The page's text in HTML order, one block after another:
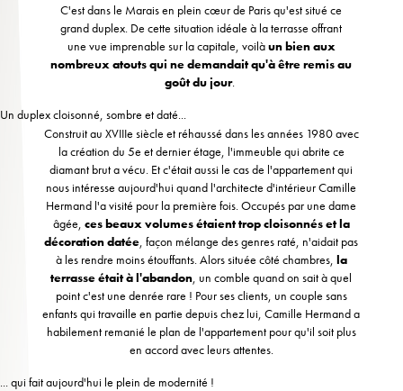
C'est dans le Marais en plein cœur de Paris qu'est situé ce
grand duplex. De cette situation idéale à la terrasse offrant
une vue imprenable sur la capitale, voilàun bien aux
nombreux atouts qui ne demandait qu'à être remis au
goût du jour.
Un duplex cloisonné, sombre et daté...
Construit au XVIIIe siècle et réhaussé dans les années 1980 avec
la création du 5e et dernier étage, l'immeuble qui abrite ce
diamant brut a vécu. Et c'était aussi le cas de l'appartement qui
nous intéresse aujourd'hui quand l'architecte d'intérieur Camille
Hermand l'a visité pour la première fois. Occupés par une dame
âgée, ces beaux volumes étaient trop cloisonnéset la
décoration datée, façon mélange des genres raté, n'aidait pas
à les rendre moins étouffants. Alors située côté chambres, la
terrasse était à l'abandon, un comble quand on sait à quel
point c'est une denrée rare ! Pour ses clients, un couple sans
enfants qui travaille en partie depuis chez lui, Camille Hermand a
habilement remanié le plan de l'appartement pour qu'il soit plus
en accord avec leurs attentes.
... qui fait aujourd'hui le plein de modernité !